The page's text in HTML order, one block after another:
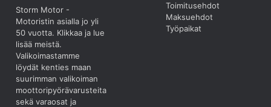
Storm Motor -
Motoristin asialla jo yli
50 vuotta. Klikkaa ja lue
lisää meistä.
Valikoimastamme
löydät kenties maan
suurimman valikoiman
moottoripyörävarusteita
sekä varaosat ja
Toimitusehdot
Maksuehdot
Työpaikat